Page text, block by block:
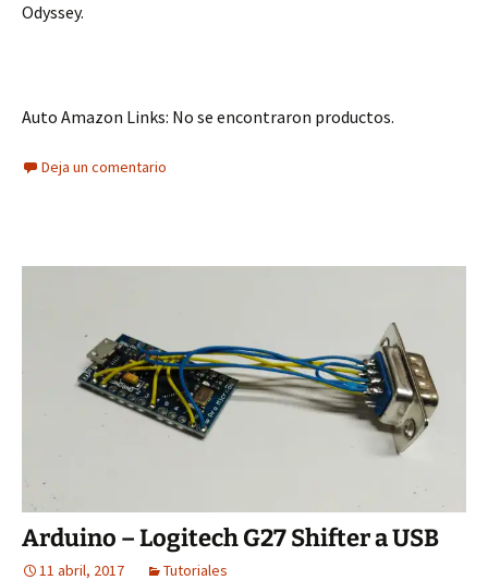
Odyssey.
Auto Amazon Links: No se encontraron productos.
Deja un comentario
Arduino – Logitech G27 Shifter a USB
11 abril, 2017 Tutoriales